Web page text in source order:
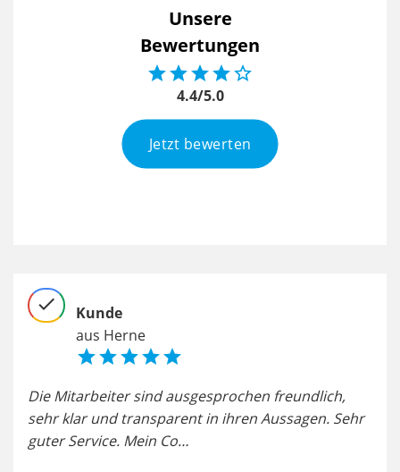
Unsere
Bewertungen

4.4/5.0
Jetzt bewerten
check
Kunde
aus Herne

Die Mitarbeiter sind ausgesprochen freundlich,
sehr klar und transparent in ihren Aussagen. Sehr
guter Service. Mein Co…